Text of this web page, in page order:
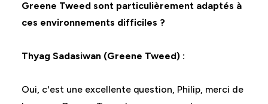
Greene Tweed sont particulièrement adaptés à
ces environnements difficiles ?
Thyag Sadasiwan (Greene Tweed) :
Oui, c'est une excellente question, Philip, merci de